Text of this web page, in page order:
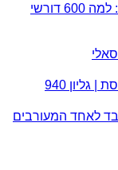
המספרים המפתיעים של קריית שמונה: למה 600 דורשי
940
לאחד המעורבים